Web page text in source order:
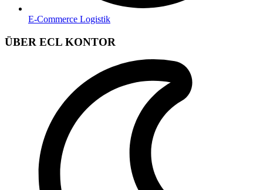
E-Commerce Logistik
ÜBER ECL KONTOR